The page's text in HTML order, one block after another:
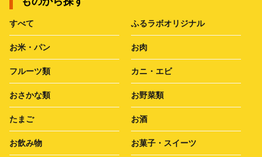
すべて ふるラボオリジナル
お米・パン お肉
フルーツ類 カニ・エビ
おさかな類 お野菜類
たまご お酒
お飲み物 お菓子・スイーツ